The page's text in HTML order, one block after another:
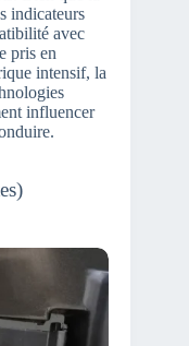
indicateurs
avec
pris en
intensif, la
influencer